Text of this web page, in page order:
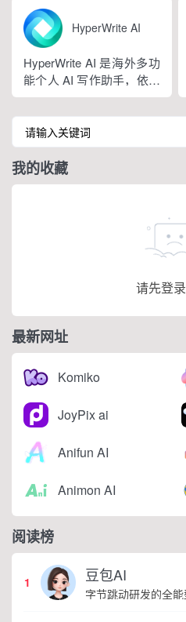
盖英、西、德、法等主流
语种，区分六大英语地域
版本。工具除基础拼写语
法纠错外，还可校验标
点、大小写、语句冗余问
题，附带 AI 句子改写功
HyperWrite AI
HyperWrite AI 是海外多功
能个人 AI 写作助手，依托
大语言模型打造全场景文
字处理工具，内置上百种
写作功能，支持原生网页
编辑器与 Chrome 浏览器
插件，可在任意网页实时
调用 AI。覆盖内容生成、
我的收藏
请先登录
最新网址
Komiko
JoyPix ai
Anifun AI
Animon AI
阅读榜
1 豆包AI